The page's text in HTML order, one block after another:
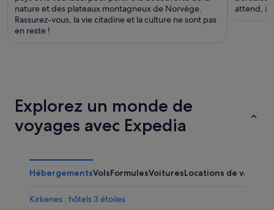
nature et des plateaux montagneux de Norvège.
Rassurez-vous, la vie citadine et la culture ne sont pas
en reste !
attend, à
Explorez un monde de
voyages avec Expedia
HébergementsVolsFormulesVoituresLocations de
Kirkenes : hôtels 3 étoiles